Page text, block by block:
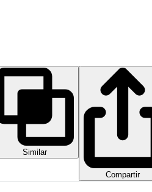
Similar
Compartir